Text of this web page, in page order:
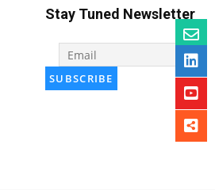
Stay Tuned Newsletter